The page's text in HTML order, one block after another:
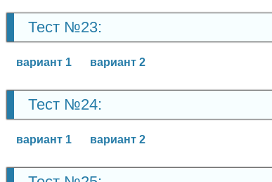
Тест №23:
вариант 1 вариант 2
Тест №24:
вариант 1 вариант 2